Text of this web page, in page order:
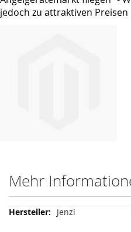
jedoch zu attraktiven
Mehr
Mehr
Jenzi